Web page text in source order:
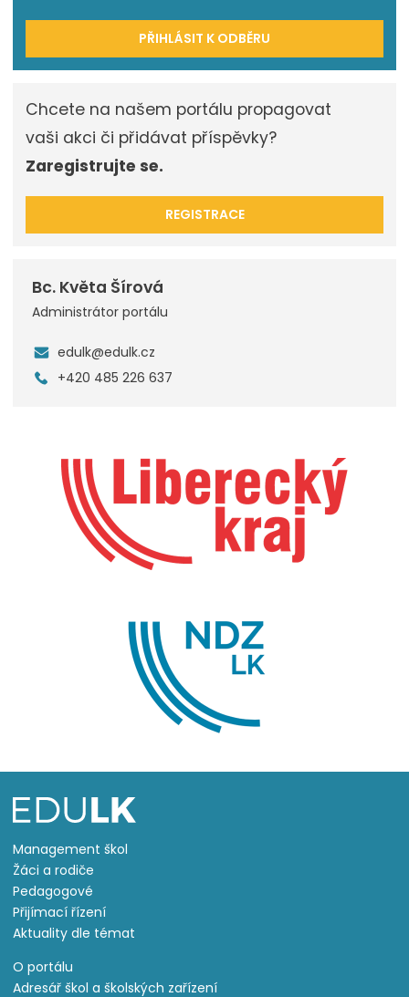
PŘIHLÁSIT K ODBĚRU
Chcete na našem portálu propagovat
vaši akci či přidávat příspěvky?
Zaregistrujte se.
REGISTRACE
Bc. Květa Šírová
Administrátor portálu
edulk@edulk.cz
+420 485 226 637
Management škol
Žáci a rodiče
Pedagogové
Přijímací řízení
Aktuality dle témat
O portálu
Adresář škol a školských zařízení